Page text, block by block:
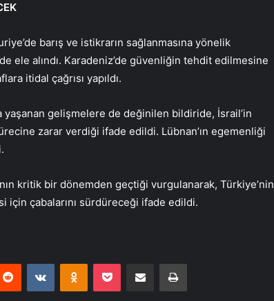
barış ve istikrarın sağlanmasına yönelik
ele alındı. Karadeniz’de güvenliğin tehdit edilmesine
itidal çağrısı yapıldı.
gelişmelere de değinilen bildiride, İsrail’in
zarar verdiği ifade edildi. Lübnan’ın egemenliği
kritik bir dönemden geçtiği vurgulanarak, Türkiye’nin
için çabalarını sürdüreceği ifade edildi.
Reddit VKontakteOdnoklassniki
Pocket E-Posta ile paylaş Yazdır